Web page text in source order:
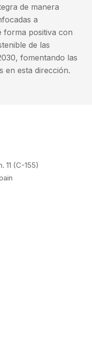
de manera
a
forma positiva con
de las
fomentando las
en esta dirección.
11 (C-155)